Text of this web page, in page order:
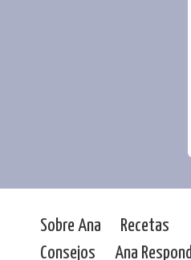
Sobre Ana
Recetas
Consejos
Ana